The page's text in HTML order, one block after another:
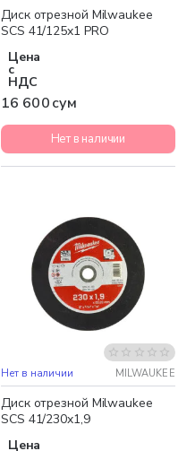
Диск отрезной Milwaukee
SCS 41/125x1 PRO
Цена
с
НДС
16 600 сум
Нет в наличии
Нет в наличии MILWAUKEE
Диск отрезной Milwaukee
SCS 41/230x1,9
Цена